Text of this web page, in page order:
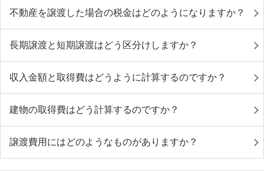
不動産を譲渡した場合の税金はどのようになりますか？
長期譲渡と短期譲渡はどう区分けしますか？
収入金額と取得費はどうように計算するのですか？
建物の取得費はどう計算するのですか？
譲渡費用にはどのようなものがありますか？